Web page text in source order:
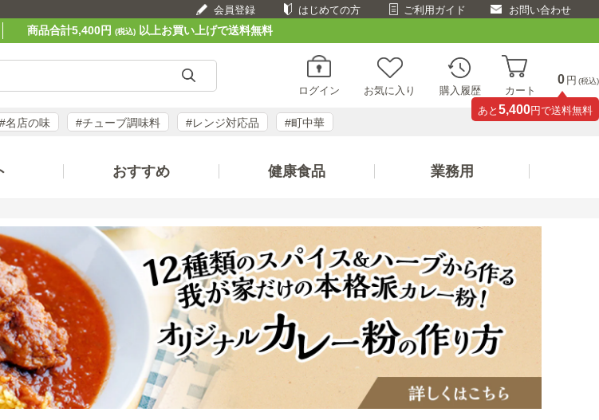
会員登録 はじめての方 ご利用ガイド お問い合わせ
商品合計5,400円 (税込)以上お買い上げで送料無料
ログイン お気に入り 購入履歴 カート
0 円 (税込)
あと 5,400円で送料無料
#名店の味 #チューブ調味料 #レンジ対応品 #町中華
おすすめ 健康食品 業務用